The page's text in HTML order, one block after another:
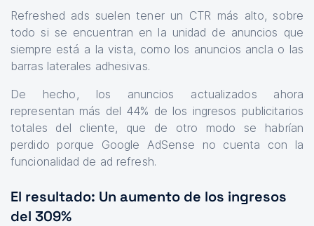
Refreshed ads suelen tener un CTR más alto, sobre
todo si se encuentran en la unidad de anuncios que
siempre está a la vista, como los anuncios ancla o las
barras laterales adhesivas.
De hecho, los anuncios actualizados ahora
representan más del 44% de los ingresos publicitarios
totales del cliente, que de otro modo se habrían
perdido porque Google AdSense no cuenta con la
funcionalidad de ad refresh.
El resultado: Un aumento de los ingresos
del 309%